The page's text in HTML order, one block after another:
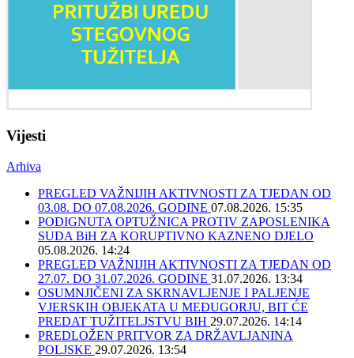
Vijesti
Arhiva
PREGLED VAŽNIJIH AKTIVNOSTI ZA TJEDAN OD
03.08. DO 07.08.2026. GODINE 07.08.2026. 15:35
PODIGNUTA OPTUŽNICA PROTIV ZAPOSLENIKA
SUDA BiH ZA KORUPTIVNO KAZNENO DJELO
05.08.2026. 14:24
PREGLED VAŽNIJIH AKTIVNOSTI ZA TJEDAN OD
27.07. DO 31.07.2026. GODINE 31.07.2026. 13:34
OSUMNJIČENI ZA SKRNAVLJENJE I PALJENJE
VJERSKIH OBJEKATA U MEĐUGORJU, BIT ĆE
PREDAT TUŽITELJSTVU BIH 29.07.2026. 14:14
PREDLOŽEN PRITVOR ZA DRŽAVLJANINA
POLJSKE 29.07.2026. 13:54